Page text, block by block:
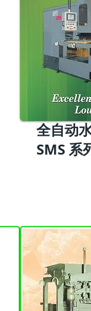
全自动
​SMS 系